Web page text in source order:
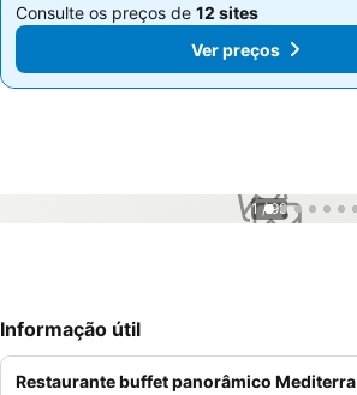
Consulte os preços de 12 sites
Ver preços
Consulte os preços de 12 sites
Ver preços
1 / 99
Informação útil
Restaurante buffet panorâmico Mediterra